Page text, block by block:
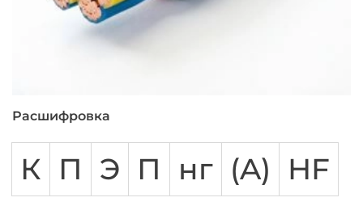
Расшифровка
К П Э П нг (A) HF